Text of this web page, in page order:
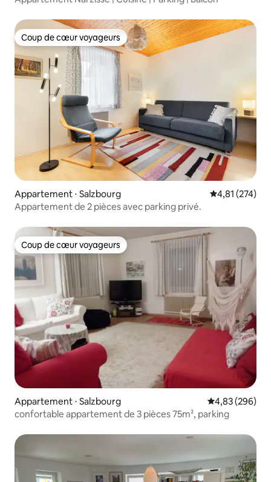
Coup de cœur voyageurs
Coup de cœur voyageurs
Appartement ⋅ Salzbourg Évaluation
4,81 (274)
Appartement de 2 pièces avec parking privé.
Coup de cœur voyageurs
Coup de cœur voyageurs
Appartement ⋅ Salzbourg Évaluation
4,83 (296)
confortable appartement de 3 pièces 75m², parking